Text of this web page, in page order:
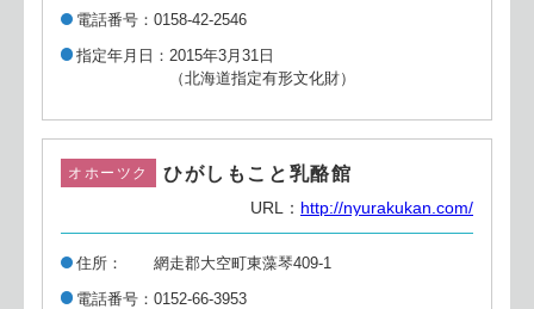
電話番号
0158-42-2546
指定年月日
2015年3月31日
（北海道指定有形文化財）
オホーツク ひがしもこと乳酪館
URL： http://nyurakukan.com/
住所
網走郡大空町東藻琴409-1
電話番号
0152-66-3953